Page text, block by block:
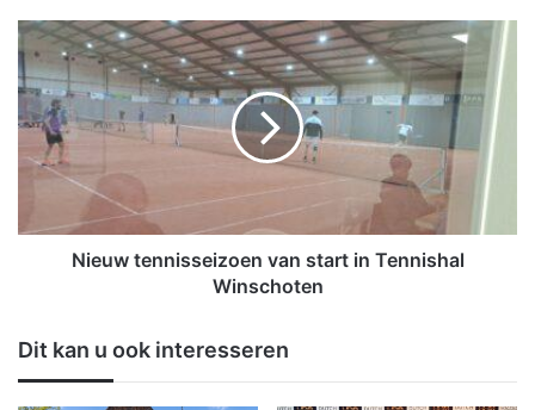
i
l
o
n
u
a
v
o
o
N
i
e
w
n
i
z
Nieuw tennisseizoen van start in Tennishal
Winschoten
Dit kan u ook interesseren